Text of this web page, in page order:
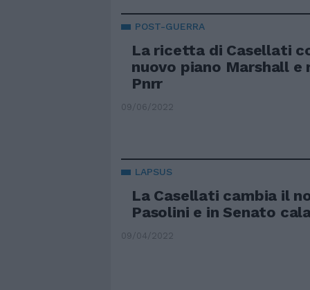
POST-GUERRA
La ricetta di Casellati
nuovo piano Marshall
Pnrr
09/06/2022
LAPSUS
La Casellati cambia il
Pasolini e in Senato
09/04/2022